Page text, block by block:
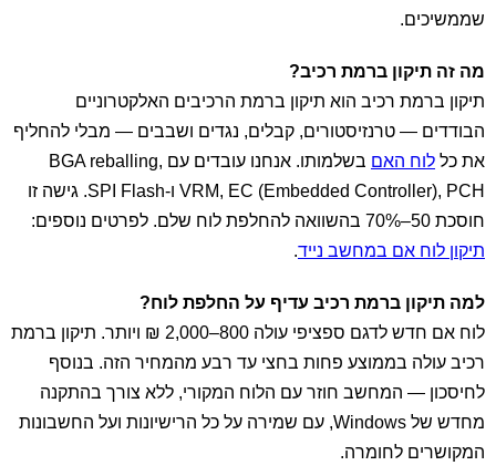
שממשיכים.
מה זה תיקון ברמת רכיב?
תיקון ברמת רכיב הוא תיקון ברמת הרכיבים האלקטרוניים
הבודדים — טרנזיסטורים, קבלים, נגדים ושבבים — מבלי להחליף
את כל לוח האם
בשלמותו. אנחנו עובדים עם BGA reballing,
VRM, EC (Embedded Controller), PCH ו-SPI Flash. גישה זו
חוסכת 50–70% בהשוואה להחלפת לוח שלם. לפרטים נוספים:
תיקון לוח אם במחשב נייד.
למה תיקון ברמת רכיב עדיף על החלפת לוח?
לוח אם חדש לדגם ספציפי עולה 800–2,000 ₪ ויותר. תיקון ברמת
רכיב עולה בממוצע פחות בחצי עד רבע מהמחיר הזה. בנוסף
לחיסכון — המחשב חוזר עם הלוח המקורי, ללא צורך בהתקנה
מחדש של Windows, עם שמירה על כל הרישיונות ועל החשבונות
המקושרים לחומרה.